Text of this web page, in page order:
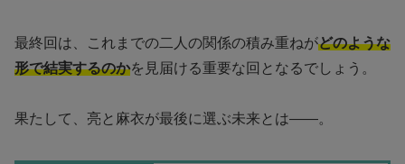
最終回は、これまでの二人の関係の積み重ねがどのような
形で結実するのかを見届ける重要な回となるでしょう。
果たして、亮と麻衣が最後に選ぶ未来とは——。